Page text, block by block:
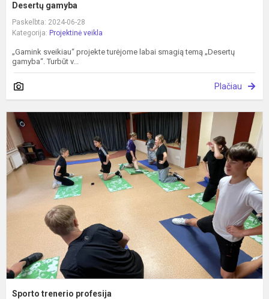
Desertų gamyba
Paskelbta: 2024-06-28
Kategorija: Projektinė veikla
„Gamink sveikiau“ projekte turėjome labai smagią temą „Desertų
gamyba“. Turbūt v...
Plačiau
Sporto trenerio profesija